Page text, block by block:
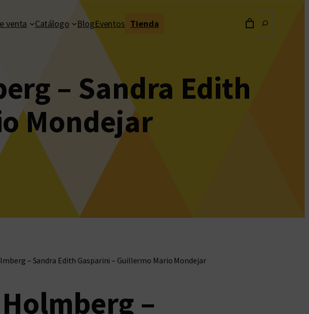
venta Catálogo BlogEventos Tienda
– Sandra Edith
Mondejar
– Sandra Edith Gasparini – Guillermo Mario Mondejar
–